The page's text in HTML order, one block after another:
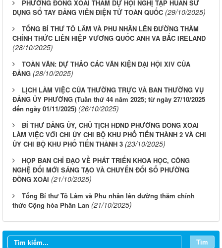
PHƯỜNG ĐỒNG XOÀI THAM DỰ HỘI NGHỊ TẬP HUẤN SỬ
DỤNG SỔ TAY ĐẢNG VIÊN ĐIỆN TỬ TOÀN QUỐC (29/10/2025)
TỔNG BÍ THƯ TÔ LÂM VÀ PHU NHÂN LÊN ĐƯỜNG THĂM
CHÍNH THỨC LIÊN HIỆP VƯƠNG QUỐC ANH VÀ BẮC IRELAND
(28/10/2025)
TOÀN VĂN: DỰ THẢO CÁC VĂN KIỆN ĐẠI HỘI XIV CỦA
ĐẢNG (28/10/2025)
LỊCH LÀM VIỆC CỦA THƯỜNG TRỰC VÀ BAN THƯỜNG VỤ
ĐẢNG ỦY PHƯỜNG (Tuần thứ 44 năm 2025; từ ngày 27/10/2025
đến ngày 01/11/2025) (26/10/2025)
BÍ THƯ ĐẢNG ỦY, CHỦ TỊCH HĐND PHƯỜNG ĐỒNG XOÀI
LÀM VIỆC VỚI CHI ỦY CHI BỘ KHU PHỐ TIẾN THÀNH 2 VÀ CHI
ỦY CHI BỘ KHU PHỐ TIẾN THÀNH 3 (23/10/2025)
HỌP BAN CHỈ ĐẠO VỀ PHÁT TRIỂN KHOA HỌC, CÔNG
NGHỆ ĐỔI MỚI SÁNG TẠO VÀ CHUYỂN ĐỔI SỐ PHƯỜNG
ĐỒNG XOÀI (21/10/2025)
Tổng Bí thư Tô Lâm và Phu nhân lên đường thăm chính
thức Cộng hòa Phần Lan (21/10/2025)
Tìm